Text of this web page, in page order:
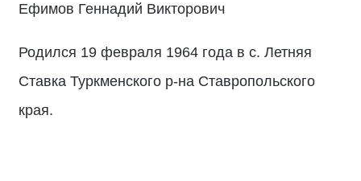
Ефимов Геннадий Викторович
Родился 19 февраля 1964 года в с. Летняя
Ставка Туркменского р-на Ставропольского
края.